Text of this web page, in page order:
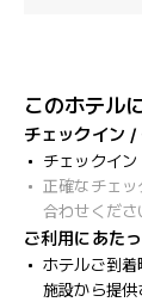
このホテル
チェックイン /
チェックイ
正確なチェ
合わせくださ
ご利用にあた
ホテルご到着
施設から提